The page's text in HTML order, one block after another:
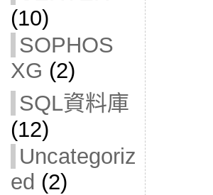
(10)
SOPHOS
XG (2)
SQL資料庫
(12)
Uncategoriz
ed (2)